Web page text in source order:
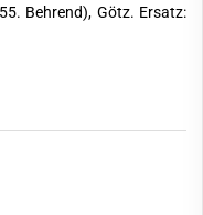
Behrend), Götz. Ersatz: